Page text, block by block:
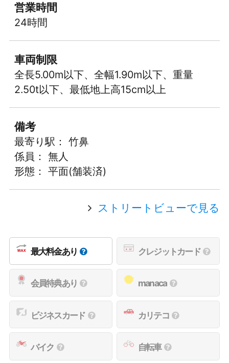
営業時間
24時間
車両制限
全長5.00m以下、全幅1.90m以下、重量
2.50t以下、最低地上高15cm以上
備考
最寄り駅： 竹鼻
係員： 無人
形態： 平面(舗装済)
ストリートビューで見る
最大料金あり クレジットカード
会員特典あり manaca
ビジネスカード カリテコ
バイク 自転車